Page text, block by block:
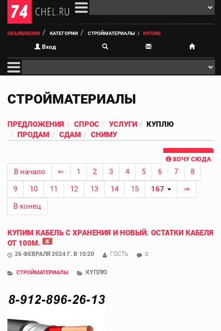
ОБЪЯВЛЕНИЯ КАТЕГОРИИ СТРОЙМАТЕРИАЛЫ КУПЛЮ
Вход
СТРОЙМАТЕРИАЛЫ
ПРЕДЛОЖЕНИЯ СПРОС УСЛУГИ
КУПЛЮ
ПРОДАМ
СДАМ СНИМУ
ХОЧУ СЮДА
В начало ⇐ 1 2 3 4 5 6 7
8
9
10 11 12 13 14 15 167
⇒
В конец
КУПИМ КАБЕЛЬ С ХРАНЕНИЯ И НОВЫЙ. ОСТАТКИ КАБЕЛЯ
ОТ 100М.
26 ФЕВРАЛЯ 2024 Г. В 10:20 ГОСТЬ 0
СТРОЙМАТЕРИАЛЫ КУПЛЮ